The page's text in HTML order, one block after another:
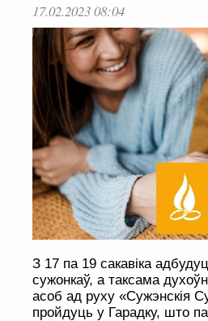
17.02.2023 08:04
З 17 па 19 сакавіка
сужонкаў, а таксама
асоб ад руху «Сужэнскія
пройдуць у Гарадку, што